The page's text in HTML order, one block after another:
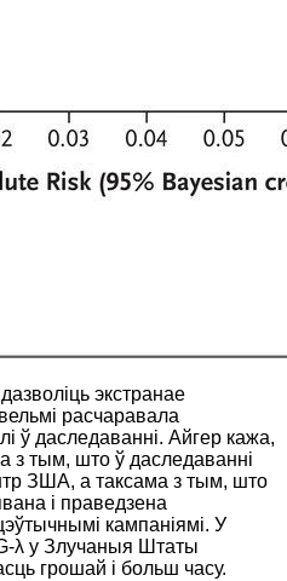
экстранае
расчаравала
ў даследаванні. Айгер кажа,
з тым, што ў даследаванні
ЗША, а таксама з тым, што
і праведзена
кампаніямі. У
λ у Злучаныя Штаты
грошай і больш часу.